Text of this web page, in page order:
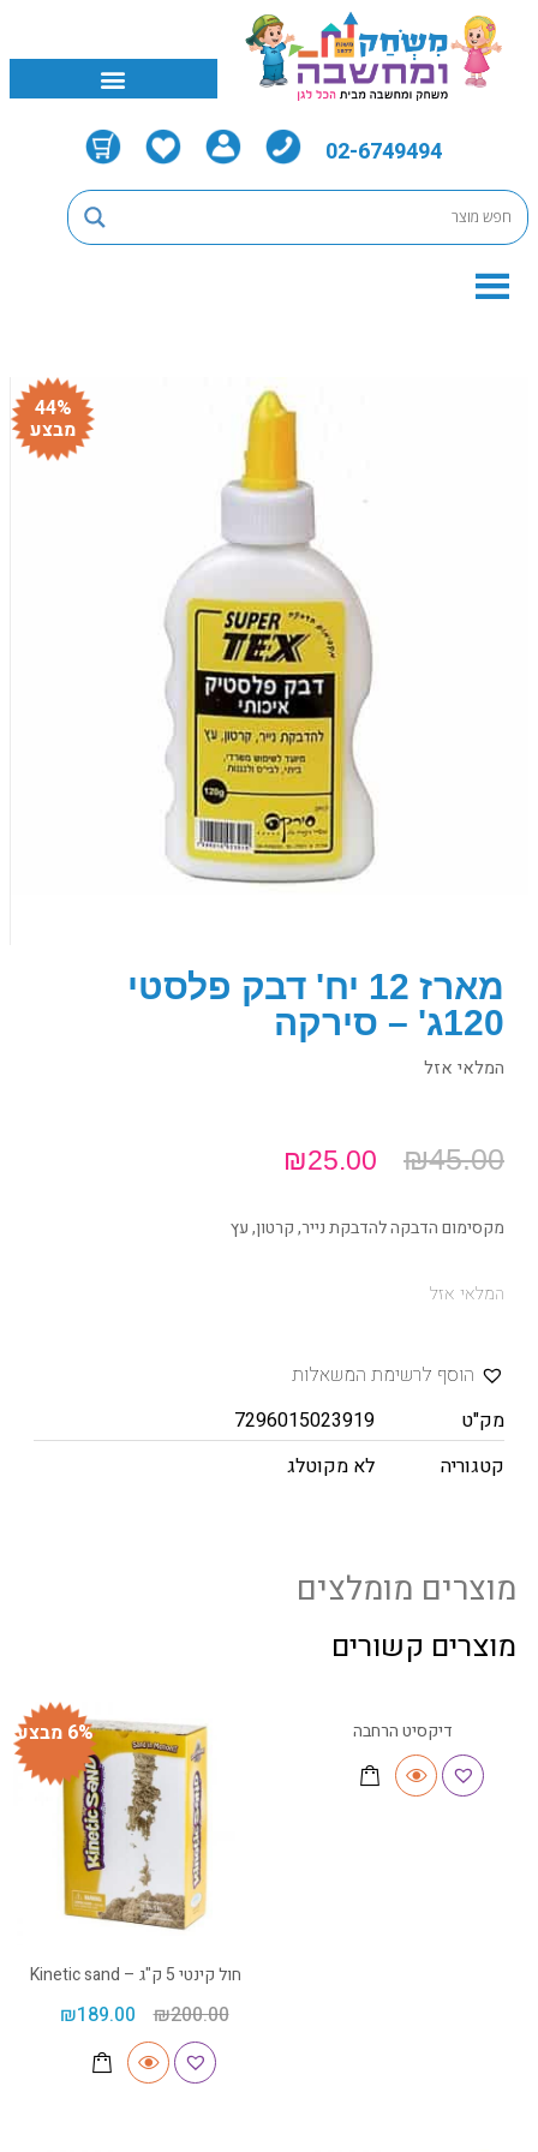
02-6749494
44%
מבצע
מארז 12 יח' דבק פלסטי
120ג' – סירקה
המלאי אזל
₪45.00
₪25.00
מקסימום הדבקה להדבקת נייר, קרטון, עץ
המלאי אזל
הוסף לרשימת המשאלות
מק"ט
7296015023919
קטגוריה
לא מקוטלג
מוצרים מומלצים
מוצרים קשורים
דיקסיט הרחבה 6% מבצע
חול קינטי 5 ק"ג – Kinetic sand
₪200.00
₪189.00